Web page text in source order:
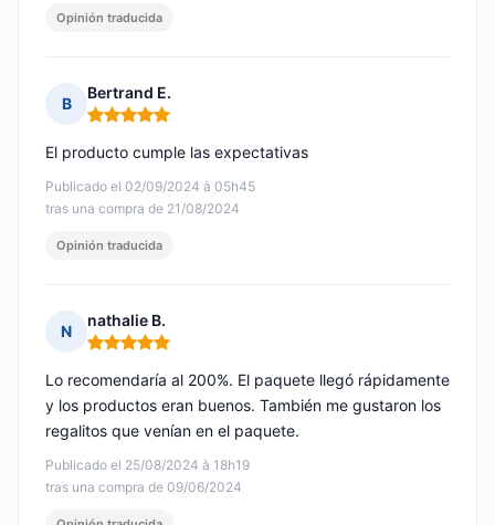
Opinión traducida
B
Bertrand E.
Nota: 5 de 5
Publicado el 02/09/2024 à 05h45
tras una compra de 21/08/2024
El producto cumple las expectativas
Opinión traducida
N
nathalie B.
Nota: 5 de 5
Publicado el 25/08/2024 à 18h19
tras una compra de 09/06/2024
Lo recomendaría al 200%. El paquete llegó rápidamente
y los productos eran buenos. También me gustaron los
regalitos que venían en el paquete.